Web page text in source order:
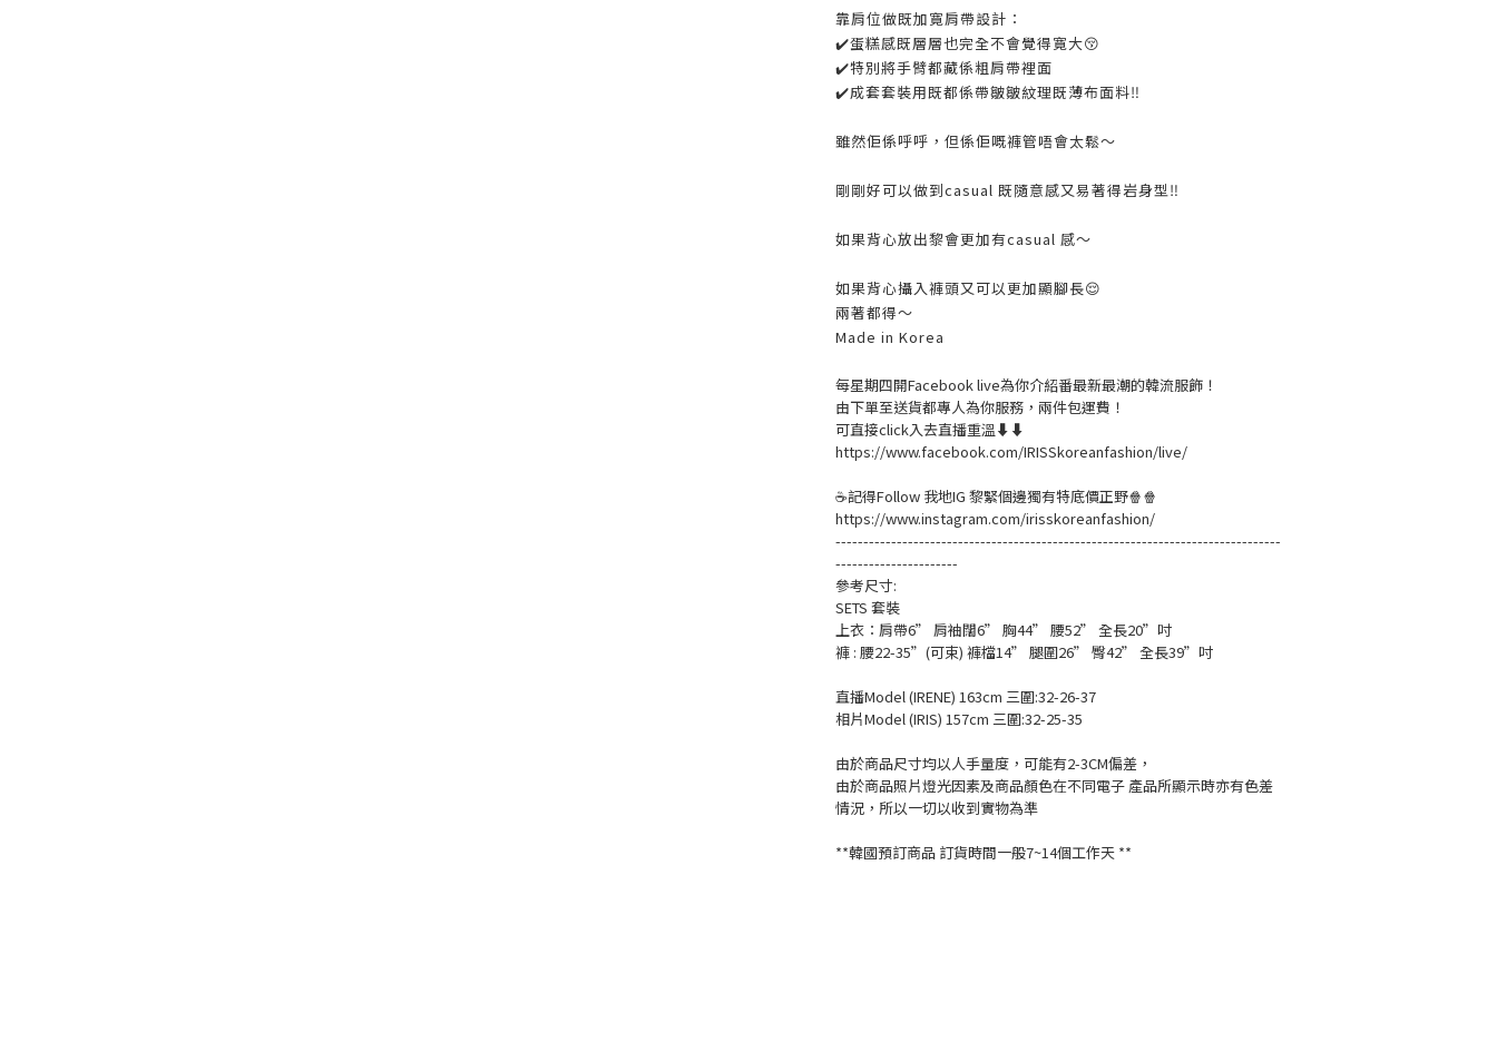
靠肩位做既加寛肩帶設計：
✔️蛋糕感既層層也完全不會覺得寛大😚
✔️特別將手臂都藏係粗肩帶裡面
✔️成套套裝用既都係帶皺皺紋理既薄布面料‼️
雖然佢係呼呼，但係佢嘅褲管唔會太鬆～
剛剛好可以做到casual 既隨意感又易著得岩身型‼️
如果背心放出黎會更加有casual 感～
如果背心攝入褲頭又可以更加顯腳長😌
兩著都得～
Made in Korea
每星期四開Facebook live為你介紹番最新最潮的韓流服飾！
由下單至送貨都專人為你服務，兩件包運費！
可直接click入去直播重溫⬇⬇
https://www.facebook.com/IRISSkoreanfashion/live/
☕記得Follow 我地IG 黎緊個邊獨有特底價正野🍿🍿
https://www.instagram.com/irisskoreanfashion/
--------------------------------------------------------------------------------
----------------------
參考尺寸:
SETS 套裝
上衣：肩帶6” 肩袖闊6” 胸44” 腰52” 全長20”吋
褲 : 腰22-35”(可束) 褲檔14” 腿圍26” 臀42” 全長39”吋
直播Model (IRENE) 163cm 三圍:32-26-37
相片Model (IRIS) 157cm 三圍:32-25-35
由於商品尺寸均以人手量度，可能有2-3CM偏差，
由於商品照片燈光因素及商品顏色在不同電子 產品所顯示時亦有色差
情況，所以一切以收到實物為準
**韓國預訂商品 訂貨時間一般7~14個工作天 **